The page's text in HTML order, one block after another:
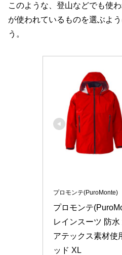
このような、登山などでも使
が使われているものを選ぶよ
う。
プロモンテ(PuroMonte)
プロモンテ
レインスーツ 防
アテックス素材使
ッド XL